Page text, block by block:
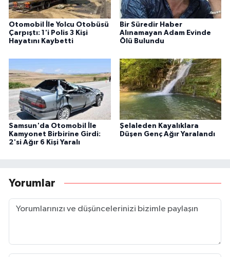
Otomobil İle Yolcu Otobüsü
Çarpıştı: 1'i Polis 3 Kişi
Hayatını Kaybetti
Bir Süredir Haber
Alınamayan Adam Evinde
Ölü Bulundu
Samsun'da Otomobil İle
Kamyonet Birbirine Girdi:
2'si Ağır 6 Kişi Yaralı
Şelaleden Kayalıklara
Düşen Genç Ağır Yaralandı
Yorumlar